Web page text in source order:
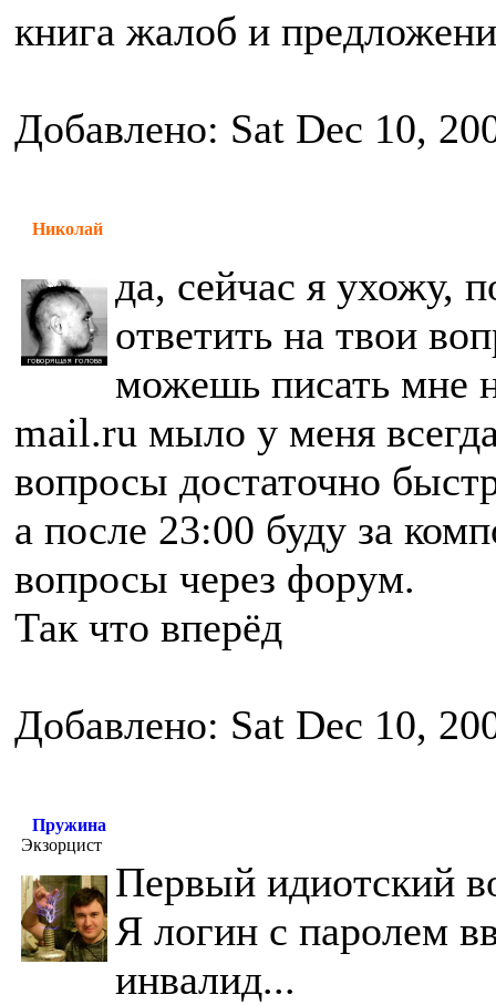
книга жалоб и
Добавлено: Sat Dec 10,
Николай
да, сейчас я ухожу,
ответить на твои
можешь писать мне
mail.ru мыло у меня
вопросы достаточно
а после 23:00 буду за
вопросы через форум.
Так что вперёд
Добавлено: Sat Dec 10,
Пружина
Экзорцист
Первый идиотский
Я логин с паролем
инвалид...